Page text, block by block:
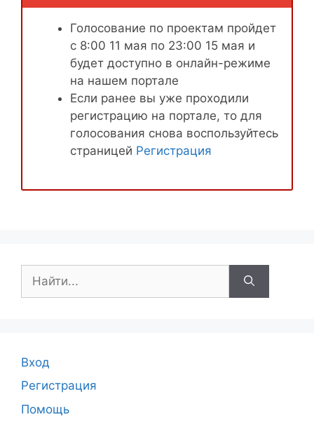
Голосование по проектам пройдет
с 8:00 11 мая по 23:00 15 мая и
будет доступно в онлайн-режиме
на нашем портале
Если ранее вы уже проходили
регистрацию на портале, то для
голосования снова воспользуйтесь
страницей Регистрация
Вход
Регистрация
Помощь